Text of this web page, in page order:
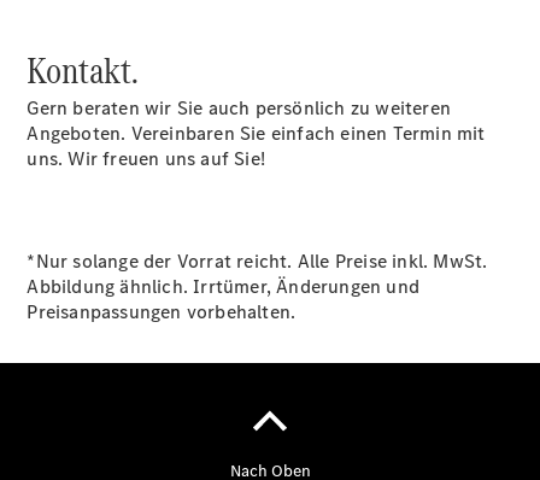
Komplettradschutz
EU-
Reifenlabel
Kontakt.
Gern beraten wir Sie auch persönlich zu weiteren
Angeboten. Vereinbaren Sie einfach einen Termin mit
uns. Wir freuen uns auf Sie!
*Nur solange der Vorrat reicht. Alle Preise inkl. MwSt.
Abbildung ähnlich. Irrtümer, Änderungen und
Preisanpassungen vorbehalten.